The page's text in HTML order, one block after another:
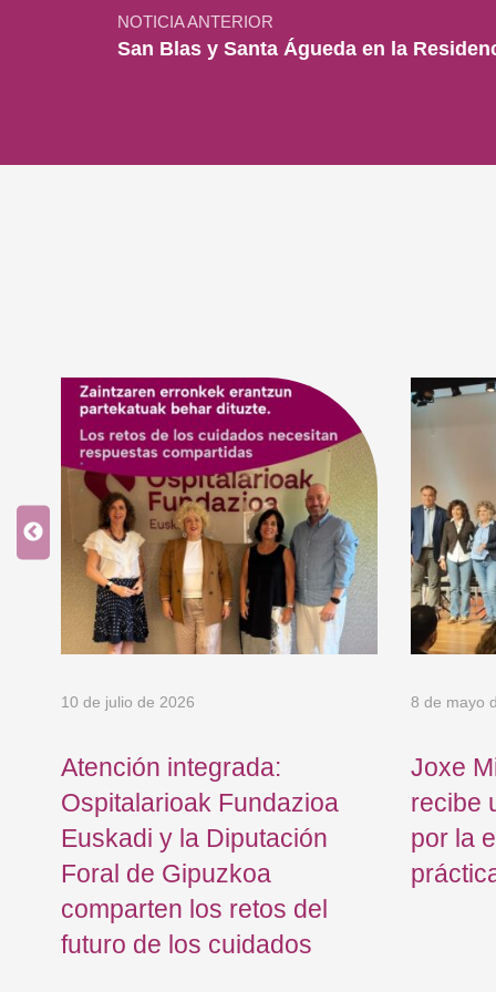
NOTICIA ANTERIOR
San Blas y Santa Águeda en la
10 de julio de 2026
Atención integrada:
Ospitalarioak Fundazioa
Euskadi y la Diputación
Foral de Gipuzkoa
comparten los retos del
futuro de los cuidados
8 de mayo
Joxe
recibe
por la